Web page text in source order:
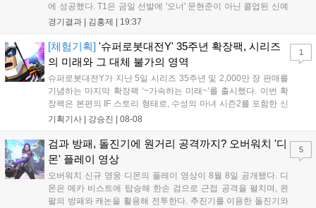
에 성공했다. T1은 금일 선발에 '오너' 문현준이 아닌 콜업된 신예
'페인터' 김은후를 투입했지만, 결국 1:2로 패배하고 말았다. T1은
을 빼냈다....
경기결과 | 김홍제 | 19:37
[체험기획] '슈퍼로봇대전Y' 35주년 확장팩, 시리즈
의 미래와 그 대체 불가의 영역
슈퍼로봇대전Y가 지난 5일 시리즈 35주년 및 2,000만 장 판매를
기념하는 마지막 확장팩 ‘~가속하는 미래~’를 출시했다. 이번 확
장팩은 본편의 IF 스토리 형태로, 수성의 마녀 시즌2를 포함한 신
규 참전작과 크로스오버 합체기를 선보이며 작품을 완결 짓는다.
하는 몰입감 있는 서사와 조합을 구현하며 시리즈의 미래를 향한
새로운 가능성을 제시했다....
기획기사 | 강승진 | 08-08
1
검과 방패, 돌진기에 원거리 공격까지? 오버워치 '디
몬' 플레이 영상
오버워치 신규 영웅 디몬의 플레이 영상이 8월 8일 공개됐다. 디
몬은 메카 비스트에 탑승해 한손 검으로 근접 공격을 펼치며, 왼
팔의 방패와 캐논을 활용해 전투한다. 추진기를 이용한 돌진기와
5